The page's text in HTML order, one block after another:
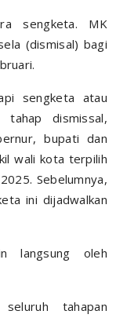
sengketa. MK
(dismisal) bagi
sengketa atau
tahap dismissal,
bupati dan
wali kota terpilih
Sebelumnya,
ini dijadwalkan
langsung oleh
tahapan